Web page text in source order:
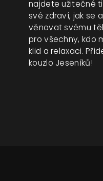
najdete užitečné
své zdraví, jak se
věnovat svému
pro všechny, kdo
klid a relaxaci.
kouzlo Jeseníků!